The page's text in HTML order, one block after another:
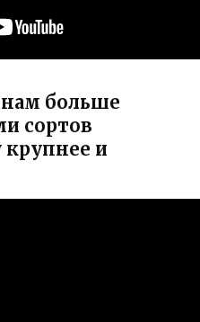
нам больше
сортов
и